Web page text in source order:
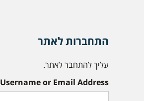
התחברות לאתר
עליך להתחבר לאתר.
Username or Email Address: